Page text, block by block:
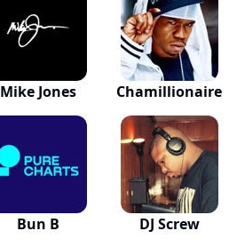
Mike Jones Chamillionaire
Bun B DJ Screw